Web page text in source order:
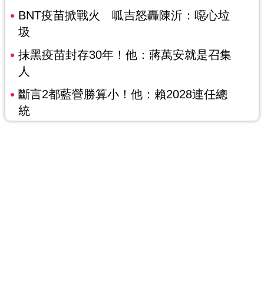
BNT疫苗掀戰火 呱吉怒轟陳沂：噁心垃
圾
抹黑疫苗封存30年！他：蔣萬安就是召集
人
斷言2都藍營勝算小！他：賴2028連任總
統